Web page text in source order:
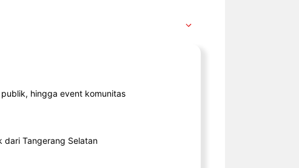
hingga event komunitas
dari Tangerang Selatan